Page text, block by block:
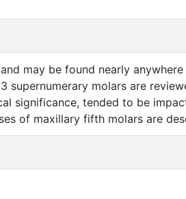
may be found nearly
supernumerary molars are
significance, tended to be
of maxillary fifth molars are